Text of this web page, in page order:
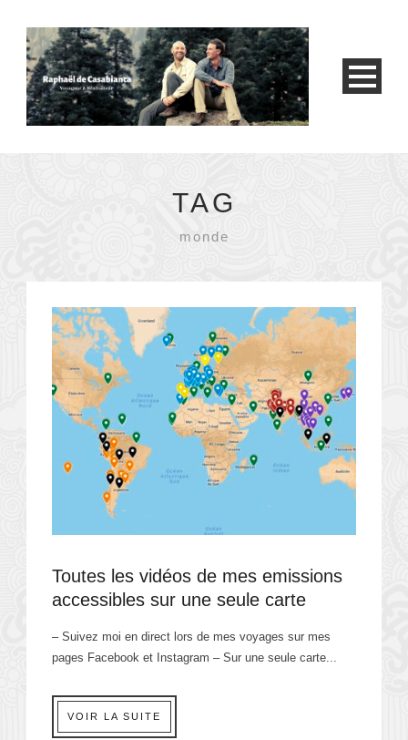
TAG
monde
Toutes les vidéos de mes emissions
accessibles sur une seule carte
– Suivez moi en direct lors de mes voyages sur mes
pages Facebook et Instagram – Sur une seule carte...
VOIR LA SUITE